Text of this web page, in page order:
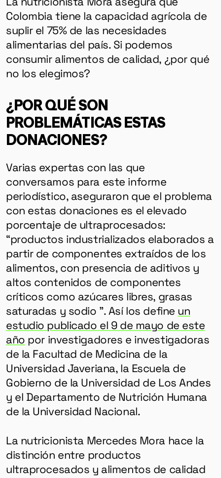
Colombia tiene la capacidad agrícola de
suplir el 75% de las necesidades
alimentarias del país. Si podemos
consumir alimentos de calidad, ¿por qué
no los elegimos?
¿POR QUÉ SON
PROBLEMÁTICAS ESTAS
DONACIONES?
Varias expertas con las que
conversamos para este informe
periodístico, aseguraron que el problema
con estas donaciones es el elevado
porcentaje de ultraprocesados:
“productos industrializados elaborados a
partir de componentes extraídos de los
alimentos, con presencia de aditivos y
altos contenidos de componentes
críticos como azúcares libres, grasas
saturadas y sodio ”. Así los define un
estudio publicado el 9 de mayo de este
año por investigadores e investigadoras
de la Facultad de Medicina de la
Universidad Javeriana, la Escuela de
Gobierno de la Universidad de Los Andes
y el Departamento de Nutrición Humana
de la Universidad Nacional.
La nutricionista Mercedes Mora hace la
distinción entre productos
ultraprocesados ​​y alimentos de calidad